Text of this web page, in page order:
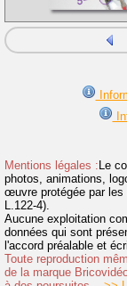
Mentions légales : Le
photos, animations,
œuvre protégée par les
L.122-4).
Aucune exploitation
données qui sont
l'accord préalable et
Toute reproduction
de la marque